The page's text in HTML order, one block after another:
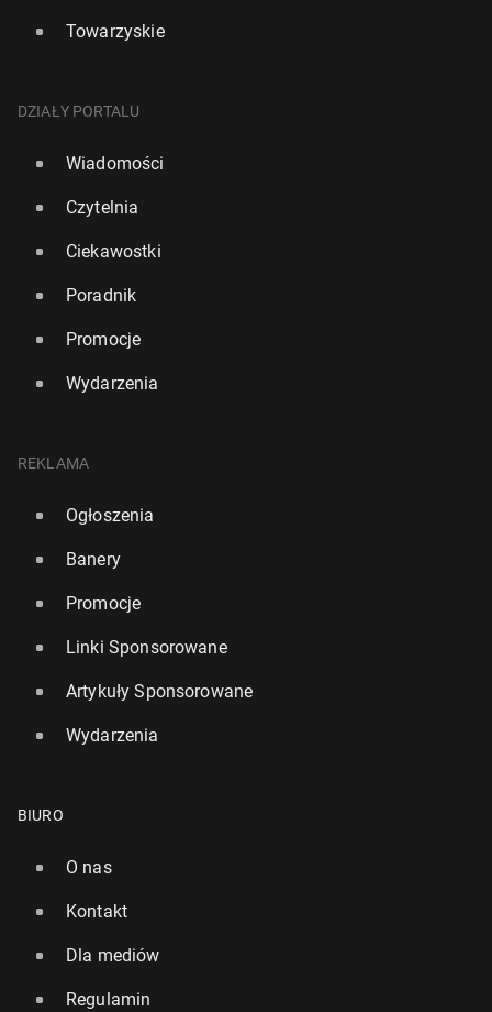
Towarzyskie
DZIAŁY PORTALU
Wiadomości
Czytelnia
Ciekawostki
Poradnik
Promocje
Wydarzenia
REKLAMA
Ogłoszenia
Banery
Promocje
Linki Sponsorowane
Artykuły Sponsorowane
Wydarzenia
BIURO
O nas
Kontakt
Dla mediów
Regulamin